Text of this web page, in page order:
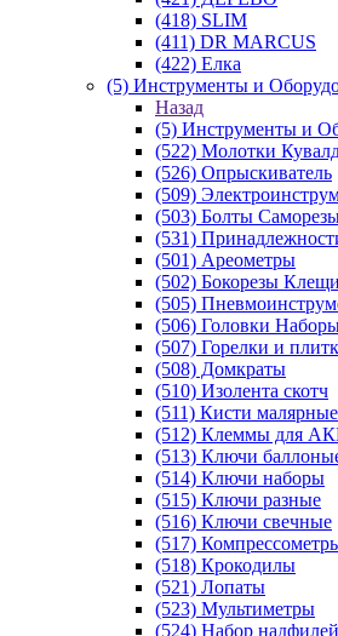
(418) SLIM
(411) DR MARCUS
(422) Елка
(5) Инструменты и
Назад
(5) Инструменты и
(522) Молотки
(526) Опрыскиватель
(509)
(503) Болты
(531)
(501) Ареометры
(502) Бокорезы
(505)
(506) Головки
(507) Горелки и
(508) Домкраты
(510) Изолента скотч
(511) Кисти малярные
(512) Клеммы для
(513) Ключи
(514) Ключи наборы
(515) Ключи разные
(516) Ключи свечные
(517)
(518) Крокодилы
(521) Лопаты
(523) Мультиметры
(524) Набор надфилей